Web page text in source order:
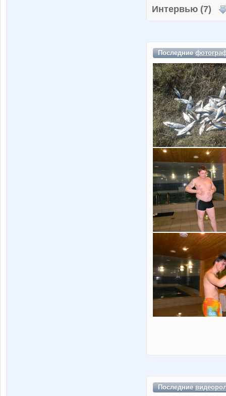
Интервью (7)
Последние
Последние